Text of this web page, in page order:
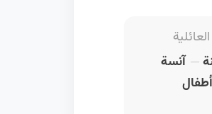
آنسة